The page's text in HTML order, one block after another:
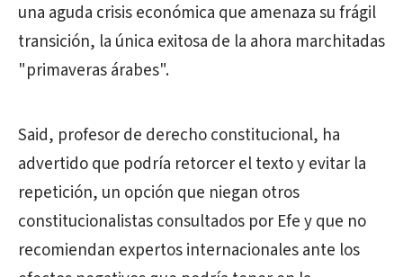
una aguda crisis económica que amenaza su frágil
transición, la única exitosa de la ahora marchitadas
"primaveras árabes".
Said, profesor de derecho constitucional, ha
advertido que podría retorcer el texto y evitar la
repetición, un opción que niegan otros
constitucionalistas consultados por Efe y que no
recomiendan expertos internacionales ante los